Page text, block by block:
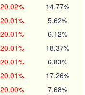
20.02% 14.77%
20.01% 5.62%
20.01% 6.12%
20.01% 18.37%
20.01% 6.83%
20.01% 17.26%
20.00% 7.68%